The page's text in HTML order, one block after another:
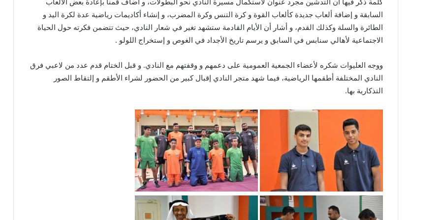
كلمة ذكر فيها أن التدشين مجرد عنوان لاستكمال مسيرة النادي نحو البطولات، و أضاف قمنا بإعادة بعض الألعاب
السابقة و إضافة ألعاب جديدة كألعاب القوة و كرة التنس وكرة المضرب، و إنشاء أكاديمات رياضية عدة لكرة اليد و
الطائرة والسلة وكذلك القدم، و أشار أن الأيام القادمة ستشهد تغير في شعار النادي، حيث تتضمن فكرته حول الحياة
الاجتماعية لأهالي سنابس في السابق و يرسم تاريخ الأجداد في الغوص و إستخراج اللولو .
ووجه العليوات شكره لأعضاء الجمعية العمومية على دعمهم و وقفتهم مع النادي. و قبل الختام قدم عدد من لاعبي فرق
النادي المختلفة أطقمها الرياضية، فيما شهد متجر النادي إقبال كبير من الحضور لشراء الأطقم و إلتقاط الصور
التذكارية بها.